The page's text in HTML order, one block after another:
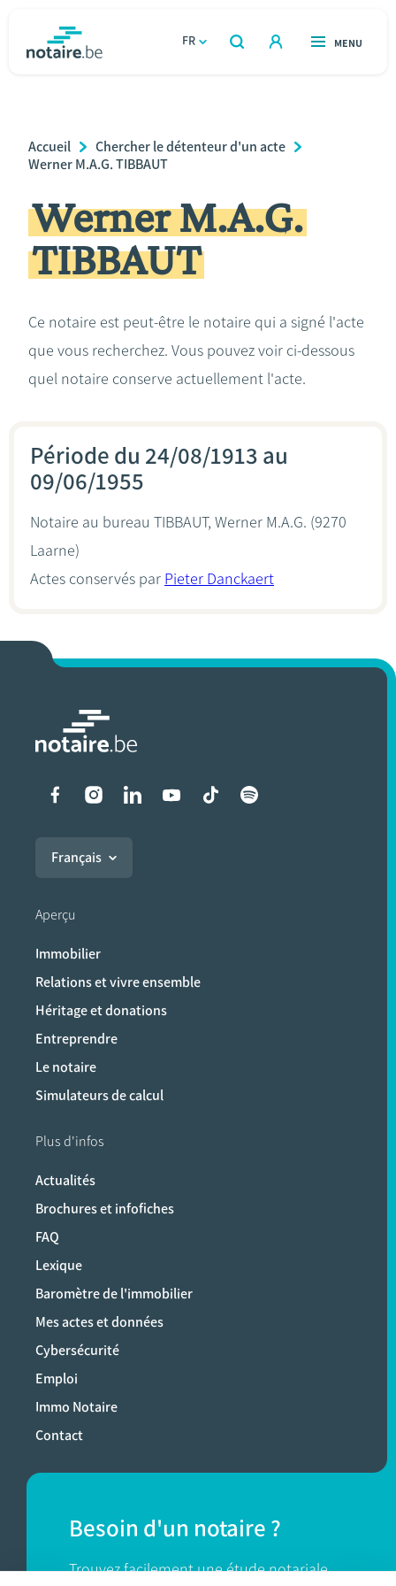
FR
OUVERT
RECHERCHER
OUVERT
MENU
Relations et vivre ensemble
Héritage et donations
Entreprendre
Calculateurs
Breadcrumb
Accueil
Chercher le détenteur d'un acte
Werner M.A.G. TIBBAUT
Werner M.A.G.
TIBBAUT
Ce notaire est peut-être le notaire qui a signé l'acte
que vous recherchez. Vous pouvez voir ci-dessous
quel notaire conserve actuellement l'acte.
Période du 24/08/1913 au
09/06/1955
Notaire au bureau TIBBAUT, Werner M.A.G. (9270
Laarne)
Actes conservés par Pieter Danckaert
Liens vers les réseaux
Français
Aperçu
Immobilier
Relations et vivre ensemble
Héritage et donations
Entreprendre
Le notaire
Simulateurs de calcul
Plus d'infos
Actualités
Brochures et infofiches
FAQ
Lexique
Baromètre de l'immobilier
Mes actes et données
Cybersécurité
Emploi
Immo Notaire
Contact
Besoin d'un notaire ?
Trouvez facilement une étude notariale